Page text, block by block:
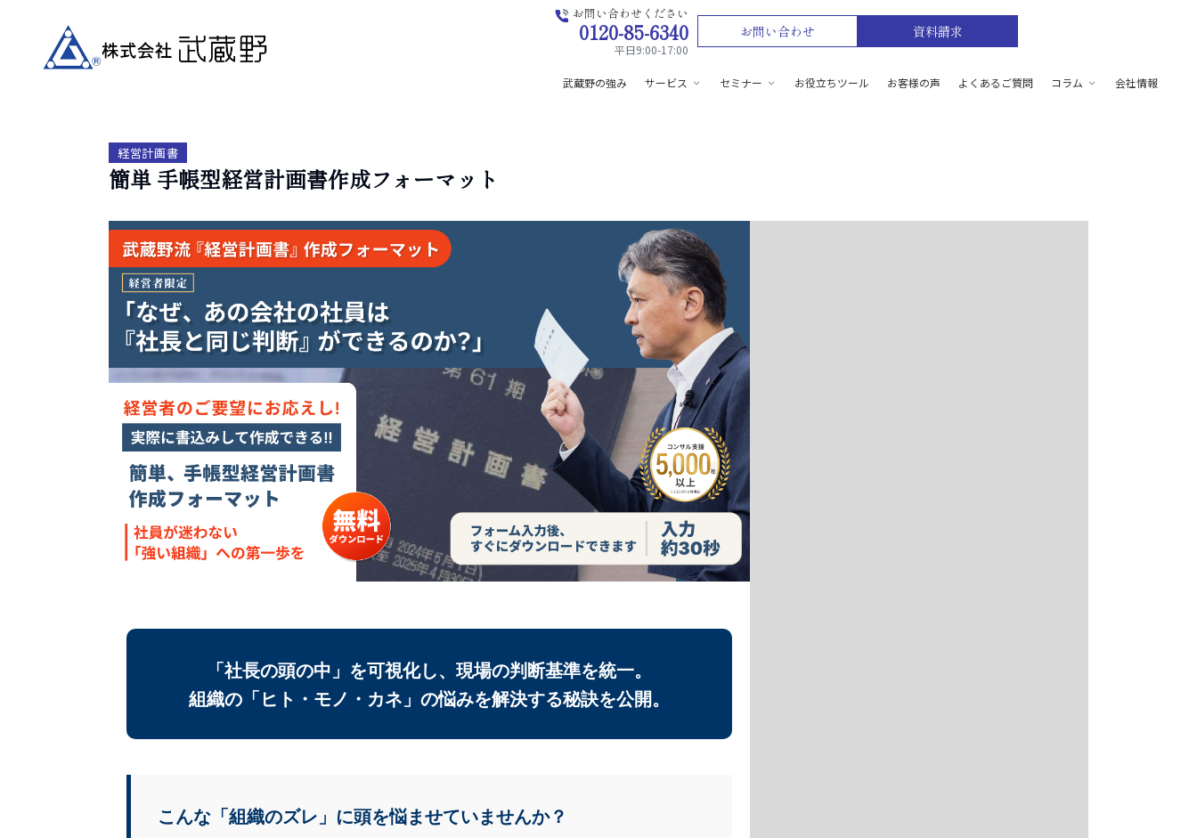
お問い合わせください
0120-85-6340
平日9:00-17:00
お問い合わせ 資料請求
武蔵野の強み サービス セミナー お役立ちツール お客様の声 よくあるご質問 コラム 会社情報
経営計画書
簡単 手帳型経営計画書作成フォーマット
「社長の頭の中」を可視化し、現場の判断基準を統一。
組織の「ヒト・モノ・カネ」の悩みを解決する秘訣を公開。
こんな「組織のズレ」に頭を悩ませていませんか？